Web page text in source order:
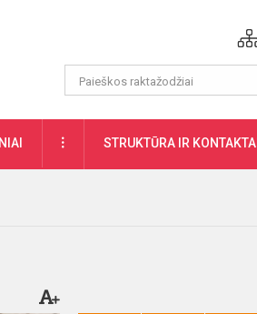
DAUGIAUSTRUKTŪRA IR KONTAKTAI